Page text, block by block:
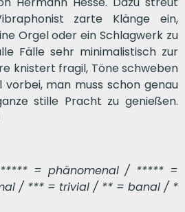
zarte Klänge ein,
Orgel oder ein Schlagwerk zu
Fälle sehr minimalistisch zur
knistert fragil, Töne schweben
man muss schon genau
stille Pracht zu genießen.
= phänomenal / ***** =
/ *** = trivial / ** = banal / *